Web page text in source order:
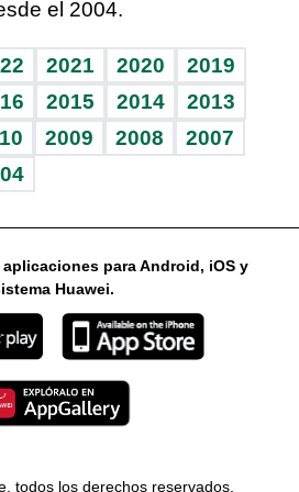
el 2004.
2021 2020
2019
2015 2014
2013
2009 2008
2007
para Android, iOS y
Huawei.
todos los derechos reservados.